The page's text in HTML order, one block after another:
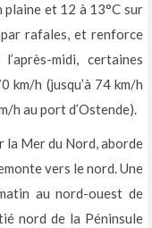
plaine et 12 à 13°C sur
rafales, et renforce
midi, certaines
km/h (jusqu’à 74 km/h
h au port d’Ostende).
la Mer du Nord, aborde
vers le nord. Une
au nord-ouest de
nord de la Péninsule